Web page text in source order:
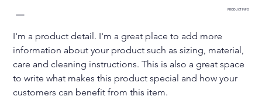
PRODUCT INFO
I'm a product detail. I'm a great place to add more
information about your product such as sizing, material,
care and cleaning instructions. This is also a great space
to write what makes this product special and how your
customers can benefit from this item.